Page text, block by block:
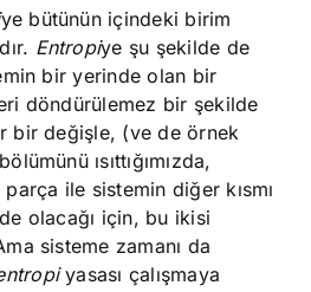
ye bütünün içindeki birim
Entropiye şu şekilde de
bir yerinde olan bir
döndürülemez bir şekilde
bir değişle, (ve de örnek
ısıttığımızda,
parça ile sistemin diğer kısmı
olacağı için, bu ikisi
sisteme zamanı da
yasası çalışmaya